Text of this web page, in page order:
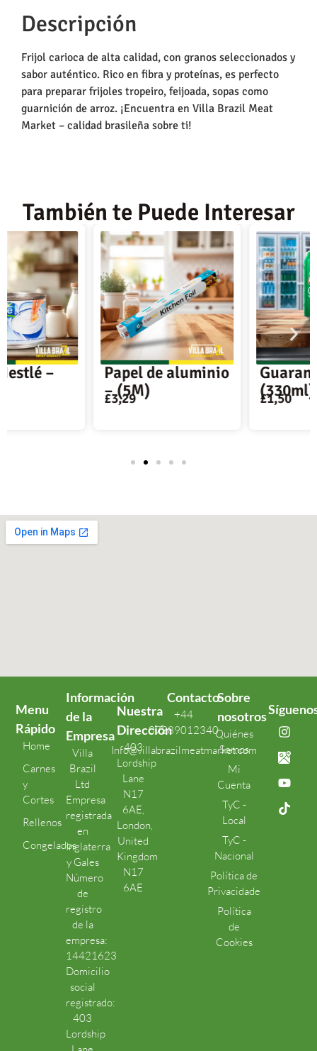
Descripción
Frijol carioca de alta calidad, con granos seleccionados y
sabor auténtico. Rico en fibra y proteínas, es perfecto
para preparar frijoles tropeiro, feijoada, sopas como
guarnición de arroz. ¡Encuentra en Villa Brazil Meat
Market – calidad brasileña sobre ti!
También te Puede Interesar
Papel de aluminio
Guaraná Lata –
Menu
Rápido
Home
Carnes
y
Cortes
Rellenos
Congelados
Información
de la
Empresa
Villa
Brazil
Ltd
Empresa
registrada
en
Inglaterra
y Gales
Número
de
registro
de la
empresa:
14421623
Domicilio
social
registrado:
403
Lordship
Nuestra
Dirección
403
Lordship
Lane
N17
6AE,
London,
United
Kingdom
N17
6AE
Contacto
+44
07389012340
Info@villabrazilmeatmarket.com
Sobre
nosotros
Quiénes
Somos
Mi
Cuenta
TyC -
Local
TyC -
Nacional
Política de
Privacidade
Política
de
Cookies